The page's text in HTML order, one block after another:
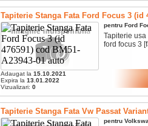
Tapiterie Stanga Fata Ford Focus 3 (id
Adaugat la 15.10.2021
Expira la 13.01.2022
Vizualizari: 0
pentru Ford
Tapiterie
ford focus 3
Tapiterie Stanga Fata Vw Passat
pentru